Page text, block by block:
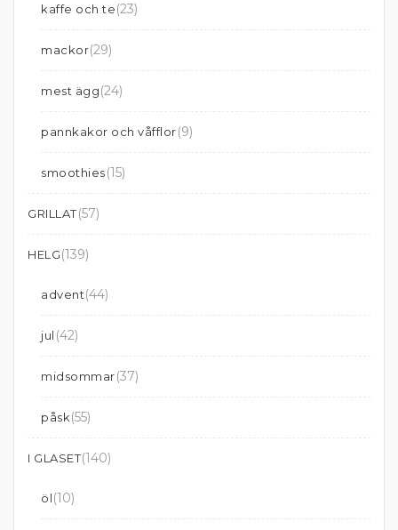
kaffe och te(23)
mackor(29)
mest ägg(24)
pannkakor och våfflor(9)
smoothies(15)
GRILLAT(57)
HELG(139)
advent(44)
jul (42)
midsommar(37)
påsk(55)
I GLASET(140)
öl(10)